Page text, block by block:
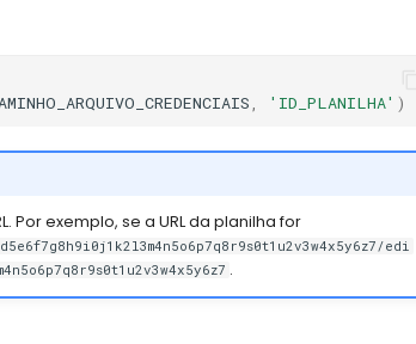
'ID_PLANILHA' )
Por exemplo, se a URL da planilha for
edi
.